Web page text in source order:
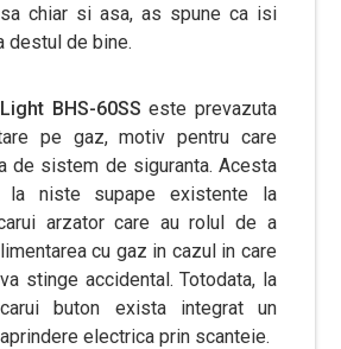
chiar si asa, as spune ca isi
destul de bine.
BHS-60SSeste prevazuta
pe gaz, motiv pentru care
de sistem de siguranta. Acesta
la niste supape existente la
arzator care au rolul de a
cu gaz in cazul in care
stinge accidental. Totodata, la
buton exista integrat un
electrica prin scanteie.